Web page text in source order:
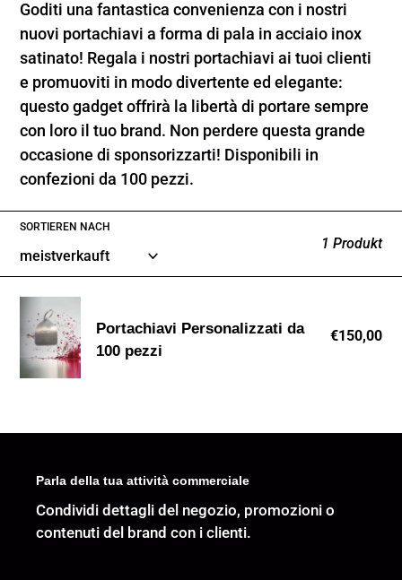
o
r
i
e
:
Goditi una fantastica convenienza con i nostri
nuovi portachiavi a forma di pala in acciaio inox
satinato! Regala i nostri portachiavi ai tuoi clienti
e promuoviti in modo divertente ed elegante:
questo gadget offrirà la libertà di portare sempre
con loro il tuo brand. Non perdere questa grande
occasione di sponsorizzarti! Disponibili in
confezioni da 100 pezzi.
SORTIEREN NACH
1 Produkt
Portachiavi
Personalizzati
da
100
Portachiavi Personalizzati da
100 pezzi
€150,00
Parla della tua attività commerciale
Condividi dettagli del negozio, promozioni o
contenuti del brand con i clienti.